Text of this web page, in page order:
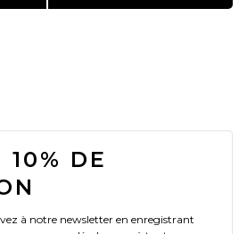
10% DE
à notre newsletter en enregistrant